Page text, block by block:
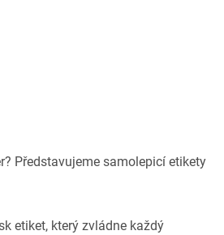
Představujeme samolepicí etikety
etiket, který zvládne každý